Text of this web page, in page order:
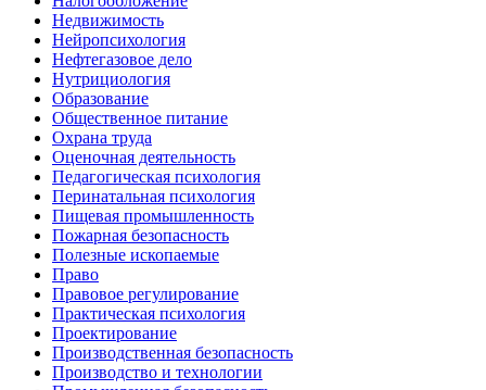
Недвижимость
Нейропсихология
Нефтегазовое дело
Нутрициология
Образование
Общественное питание
Охрана труда
Оценочная деятельность
Педагогическая психология
Перинатальная психология
Пищевая промышленность
Пожарная безопасность
Полезные ископаемые
Право
Правовое регулирование
Практическая психология
Проектирование
Производственная безопасность
Производство и технологии